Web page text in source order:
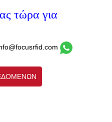
τώρα για